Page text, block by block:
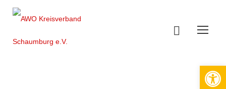
Werkzeugleiste öffnen